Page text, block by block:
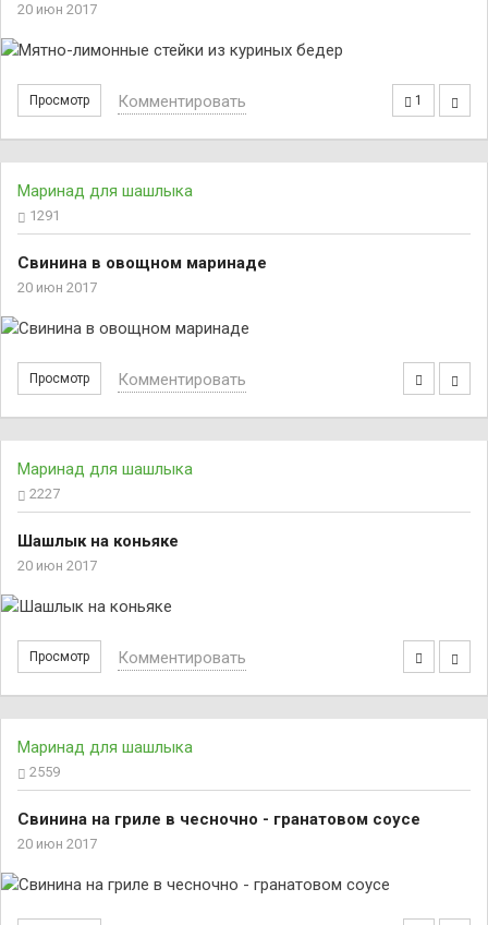
20 июн 2017
Просмотр 1
Комментировать
Маринад для шашлыка
1291
Свинина в овощном маринаде
20 июн 2017
Просмотр Комментировать
Маринад для шашлыка
2227
Шашлык на коньяке
20 июн 2017
Просмотр Комментировать
Маринад для шашлыка
2559
Свинина на гриле в чесночно - гранатовом соусе
20 июн 2017